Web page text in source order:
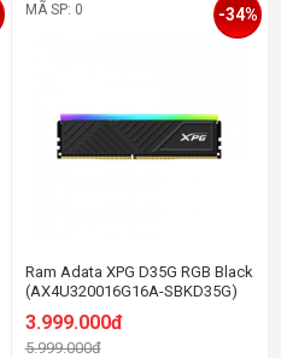
MÃ SP: 0
Ram Adata XPG D35G RGB Black
(AX4U320016G16A-SBKD35G)
3.999.000đ
5.999.000đ
-34%